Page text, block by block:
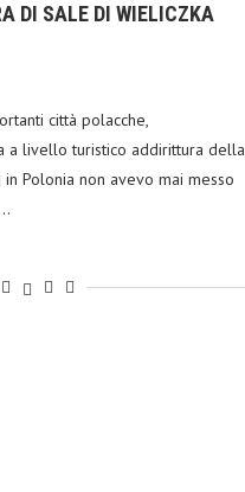
DI SALE DI WIELICZKA
città polacche,
a livello turistico addirittura della
in Polonia non avevo mai messo